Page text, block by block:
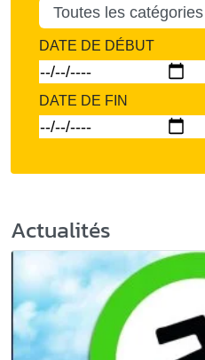
DATE DE DÉBUT
DATE DE FIN
Actualités